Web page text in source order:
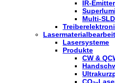
IR-Emitter
Multi-
Lasersysteme
Produkte
CW &